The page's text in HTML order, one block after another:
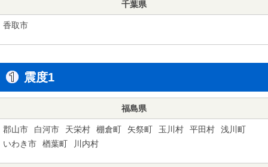
千葉県
香取市
震度1
福島県
郡山市 白河市 天栄村 棚倉町 矢祭町 玉川村 平田村
浅川町
いわき市
楢葉町 川内村